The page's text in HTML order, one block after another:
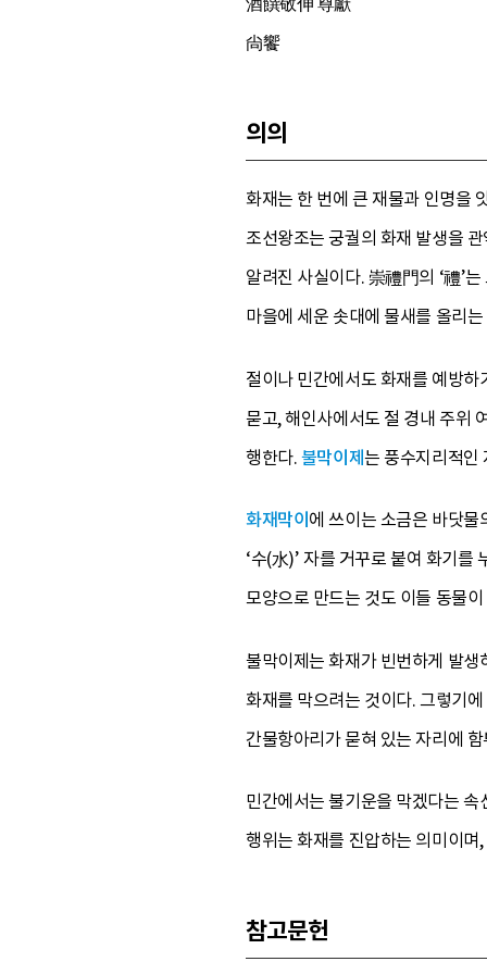
尙饗
의의
화재는 한 번에 큰 재물과 인명을
조선왕조는 궁궐의 화재 발생을
알려진 사실이다. 崇禮門의 ‘禮’
마을에 세운 솟대에 물새를 올리
절이나 민간에서도 화재를 예방
묻고, 해인사에서도 절 경내 주위
행한다.불막이제는 풍수지리적인
화재막이 에 쓰이는 소금은 바닷
‘수(水)’ 자를 거꾸로 붙여 화기를
모양으로 만드는 것도 이들 동물
불막이제는 화재가 빈번하게 발
화재를 막으려는 것이다. 그렇기
간물항아리가 묻혀 있는 자리에
민간에서는 불기운을 막겠다는
행위는 화재를 진압하는 의미이
참고문헌